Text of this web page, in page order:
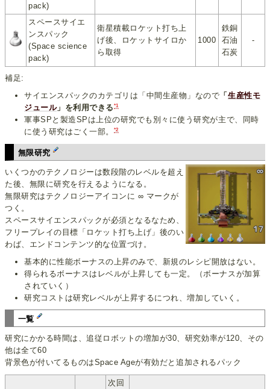
pack)
スペースサイエ
ンスパック
(Space science
pack)
衛星積載ロケット打ち上
げ後、ロケットサイロか
ら取得
1000
鉄銅
石油
石炭
-
補足:
サイエンスパックのカテゴリは「中間生産物」なので 「生産性モ
ジュール」を利用できる *1
軍事SPと製造SPは上位の研究でも別々に使う研究が主で、同時
に使う研究はごく一部。
*2
無限研究
いくつかのテクノロジーは数段階のレベルを超え
た後、無限に研究を行えるようになる。
無限研究はテクノロジーアイコンに ∞ マークが
つく。
スペースサイエンスパックが必須となるなため、
フリープレイの目標「ロケット打ち上げ」後のい
わば、エンドコンテンツ的な位置づけ。
基本的に性能ボーナスの上昇のみで、新規のレシピ開放はない。
得られるボーナスはレベルが上昇しても一定。（ボーナスが加算
されていく）
研究コストは研究レベルが上昇するにつれ、増加していく。
一覧
研究にかかる時間は、追従ロボットの増加が30、研究効率が120、その
他は全て60
背景色が付いてるものはSpace Ageが有効だと追加されるパック
次回